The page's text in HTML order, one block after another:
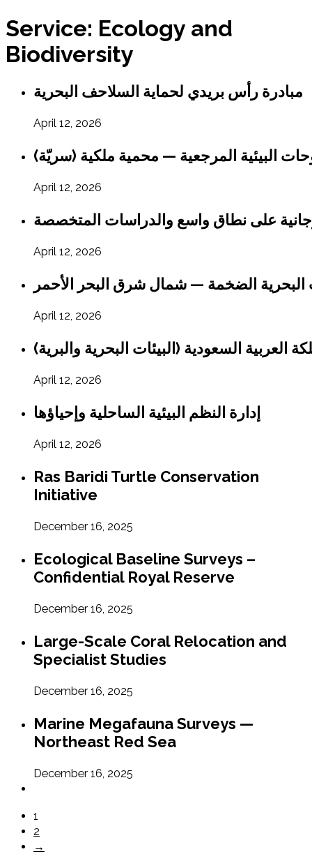
Service: Ecology and
Biodiversity
April 12, 2026
البيئية المرجعية — محمية ملكية (سريّة)
April 12, 2026
على نطاق واسع والدراسات المتخصصة
April 12, 2026
April 12, 2026
April 12, 2026
إدارة النظم البيئية الساحلية وإحياؤها
April 12, 2026
Ras Baridi Turtle Conservation
Initiative
December 16, 2025
Ecological Baseline Surveys –
Confidential Royal Reserve
December 16, 2025
Large-Scale Coral Relocation and
Specialist Studies
December 16, 2025
Marine Megafauna Surveys —
Northeast Red Sea
December 16, 2025
1
2
→